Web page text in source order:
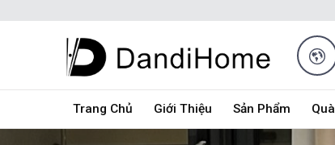
Trang Chủ Giới Thiệu Sản Phẩm